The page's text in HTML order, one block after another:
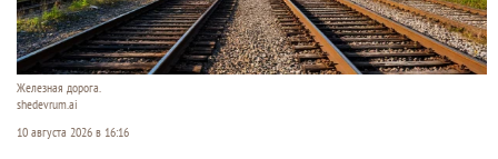
Железная дорога.
shedevrum.ai
10 августа 2026 в 16:16